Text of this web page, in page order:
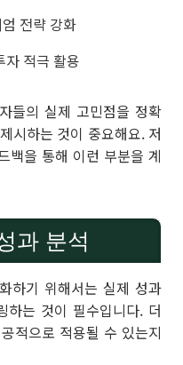
전략 강화
자 적극 활용
들의 실제 고민점을 정확
시하는 것이 중요해요. 저
백을 통해 이런 부분을 계
과 분석
하기 위해서는 실제 성과
하는 것이 필수입니다. 더
적으로 적용될 수 있는지